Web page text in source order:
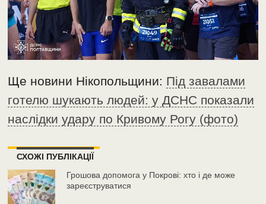
Ще новини Нікопольщини: Під завалами
готелю шукають людей: у ДСНС показали
наслідки удару по Кривому Рогу (фото)
СХОЖІ ПУБЛІКАЦІЇ
Грошова допомога у Покрові: хто і де може
зареєструватися